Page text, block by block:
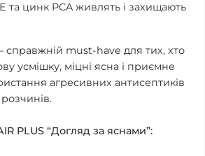
E та цинк PCA живлять і захищають
справжній must-have для тих, хто
усмішку, міцні ясна і приємне
агресивних антисептиків
PLUS “Догляд за яснами”: